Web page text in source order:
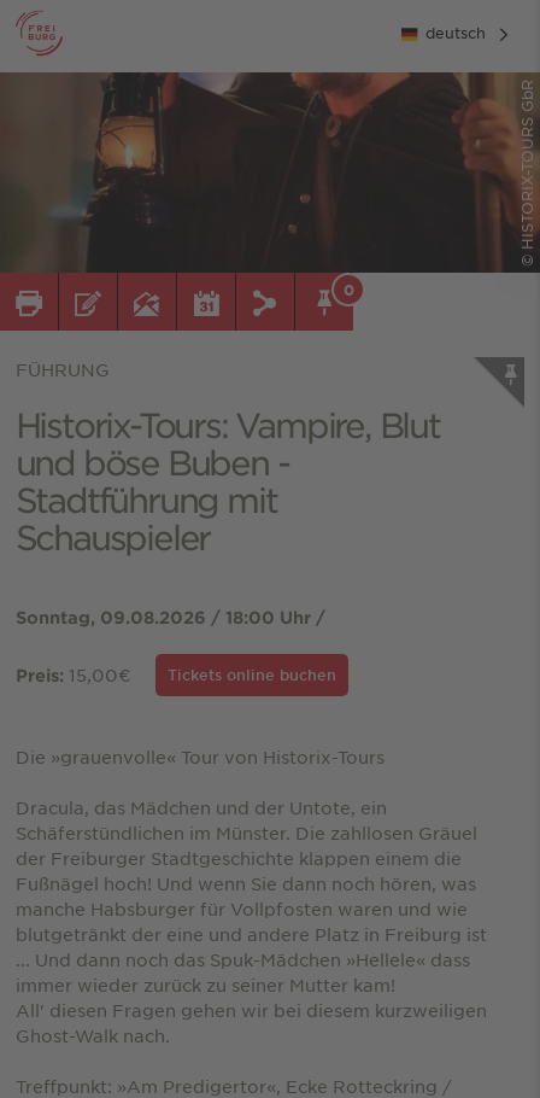
deutsch
© HISTORIX-TOURS GbR
0
FÜHRUNG
Historix-Tours: Vampire, Blut
und böse Buben -
Stadtführung mit
Schauspieler
Sonntag, 09.08.2026 / 18:00 Uhr /
Preis: 15,00€ Tickets online buchen
Die »grauenvolle« Tour von Historix-Tours
Dracula, das Mädchen und der Untote, ein
Schäferstündlichen im Münster. Die zahllosen Gräuel
der Freiburger Stadtgeschichte klappen einem die
Fußnägel hoch! Und wenn Sie dann noch hören, was
manche Habsburger für Vollpfosten waren und wie
blutgetränkt der eine und andere Platz in Freiburg ist
... Und dann noch das Spuk-Mädchen »Hellele« dass
immer wieder zurück zu seiner Mutter kam!
All' diesen Fragen gehen wir bei diesem kurzweiligen
Ghost-Walk nach.
Treffpunkt: »Am Predigertor«, Ecke Rotteckring /